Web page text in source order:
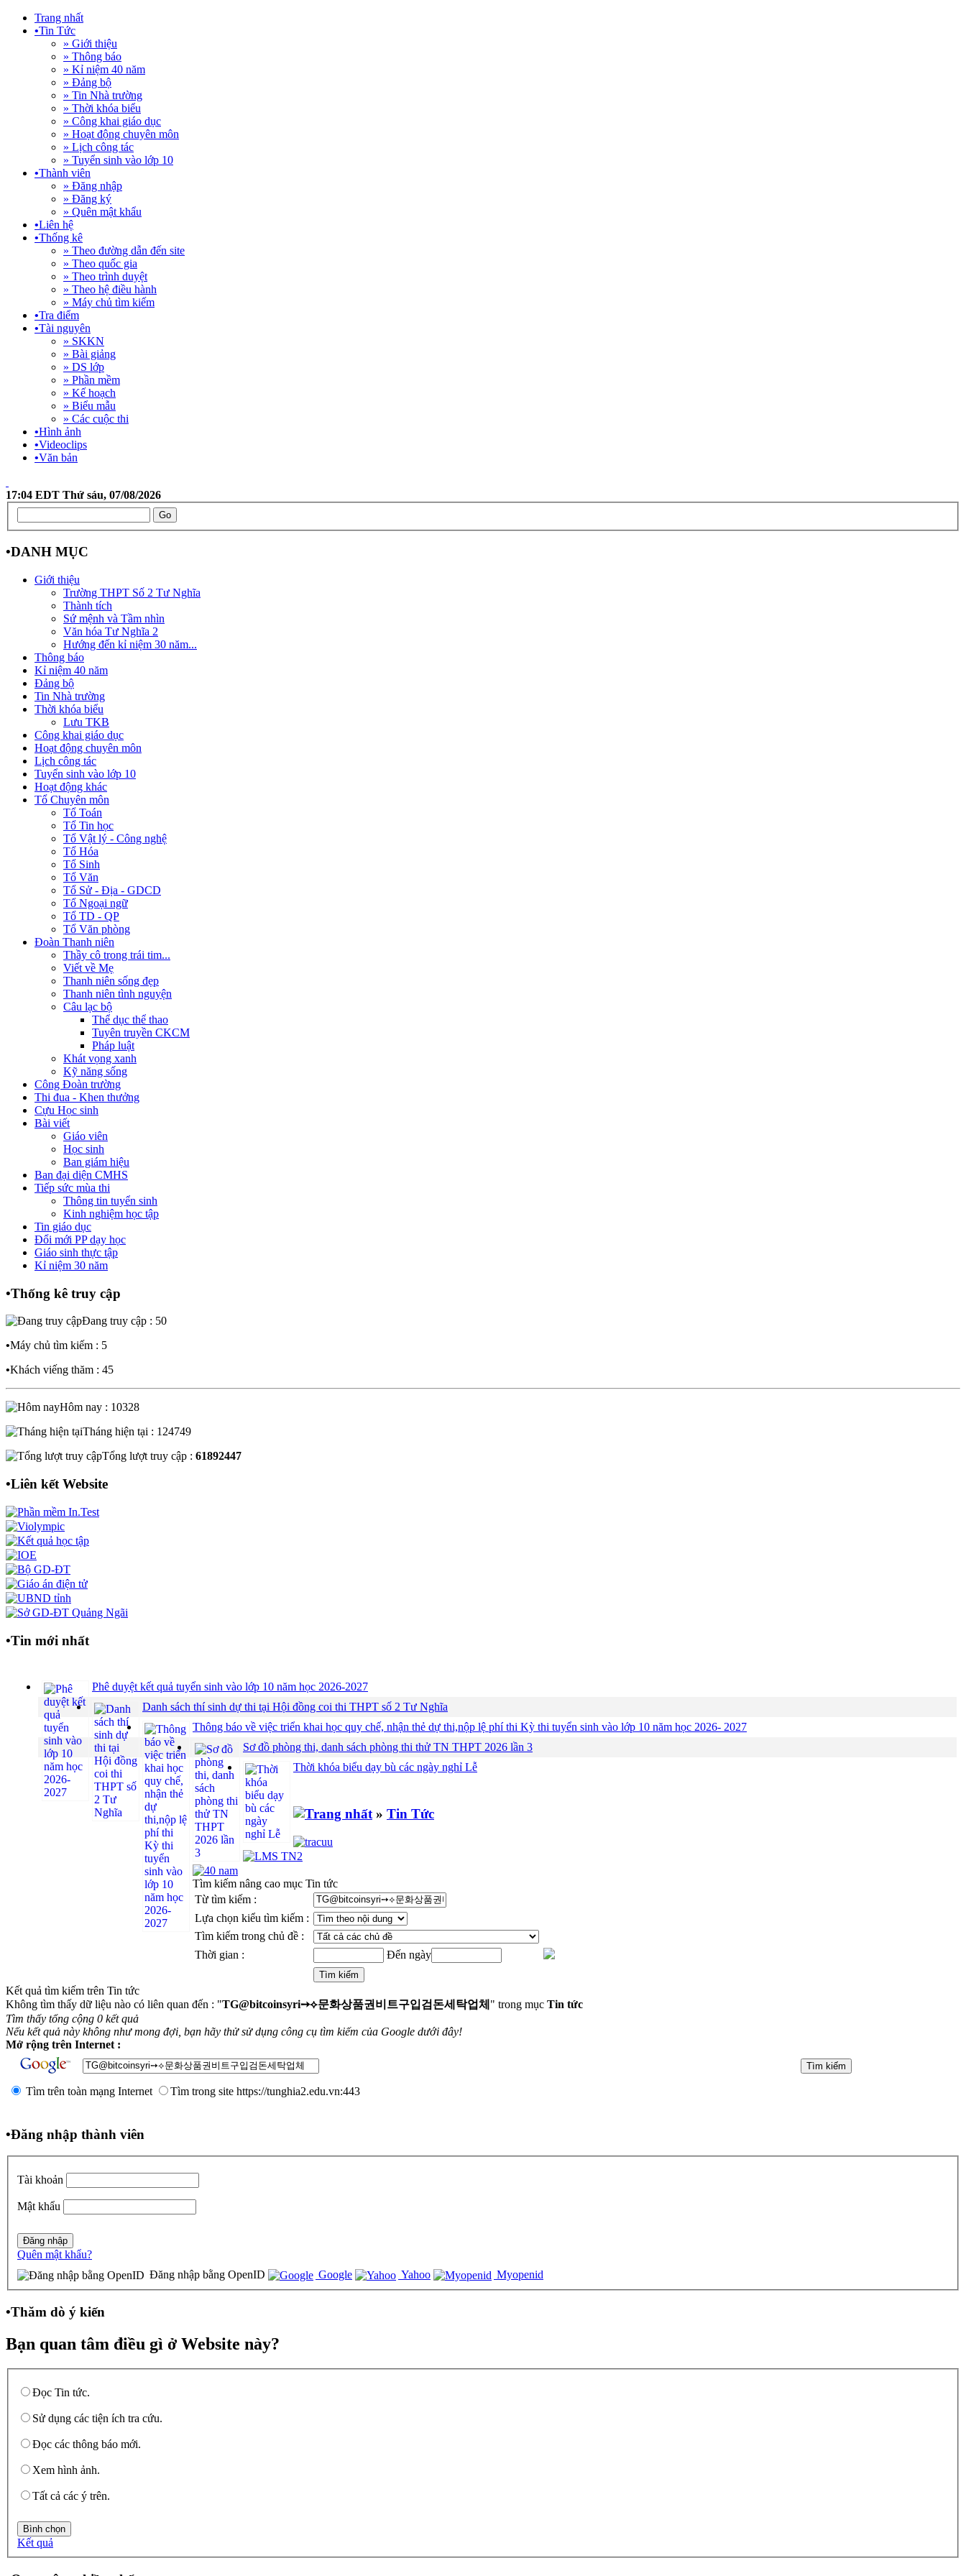
Trang nhất
•Tin Tức
» Giới thiệu
» Thông báo
» Kỉ niệm 40 năm
» Đảng bộ
» Tin Nhà trường
» Thời khóa biểu
» Công khai giáo dục
» Hoạt động chuyên môn
» Lịch công tác
» Tuyển sinh vào lớp 10
•Thành viên
» Đăng nhập
» Đăng ký
» Quên mật khẩu
•Liên hệ
•Thống kê
» Theo đường dẫn đến site
» Theo quốc gia
» Theo trình duyệt
» Theo hệ điều hành
» Máy chủ tìm kiếm
•Tra điểm
•Tài nguyên
» SKKN
» Bài giảng
» DS lớp
» Phần mềm
» Kế hoạch
» Biểu mẫu
» Các cuộc thi
•Hình ảnh
•Videoclips
•Văn bản
17:04 EDT Thứ sáu, 07/08/2026
•DANH MỤC
Giới thiệu
Trường THPT Số 2 Tư Nghĩa
Thành tích
Sứ mệnh và Tầm nhìn
Văn hóa Tư Nghĩa 2
Hướng đến kỉ niệm 30 năm...
Thông báo
Kỉ niệm 40 năm
Đảng bộ
Tin Nhà trường
Thời khóa biểu
Lưu TKB
Công khai giáo dục
Hoạt động chuyên môn
Lịch công tác
Tuyển sinh vào lớp 10
Hoạt động khác
Tổ Chuyên môn
Tổ Toán
Tổ Tin học
Tổ Vật lý - Công nghệ
Tổ Hóa
Tổ Sinh
Tổ Văn
Tổ Sử - Địa - GDCD
Tổ Ngoại ngữ
Tổ TD - QP
Tổ Văn phòng
Đoàn Thanh niên
Thầy cô trong trái tim...
Viết về Mẹ
Thanh niên sống đẹp
Thanh niên tình nguyện
Câu lạc bộ
Thể dục thể thao
Tuyên truyền CKCM
Pháp luật
Khát vọng xanh
Kỹ năng sống
Công Đoàn trường
Thi đua - Khen thưởng
Cựu Học sinh
Bài viết
Giáo viên
Học sinh
Ban giám hiệu
Ban đại diện CMHS
Tiếp sức mùa thi
Thông tin tuyển sinh
Kinh nghiệm học tập
Tin giáo dục
Đổi mới PP dạy học
Giáo sinh thực tập
Kỉ niệm 30 năm
•Thống kê truy cập
Đang truy cập : 50
•Máy chủ tìm kiếm : 5
•Khách viếng thăm : 45
Hôm nay : 10328
Tháng hiện tại : 124749
Tổng lượt truy cập : 61892447
•Liên kết Website
•Tin mới nhất
Phê duyệt kết quả tuyển sinh vào lớp 10 năm học 2026-2027
Danh sách thí sinh dự thi tại Hội đồng coi thi THPT số 2 Tư Nghĩa
Thông báo về việc triển khai học quy chế, nhận thẻ dự thi,nộp lệ phí thi Kỳ thi tuyển sinh vào lớp 10 năm học 2026- 2027
Sơ đồ phòng thi, danh sách phòng thi thử TN THPT 2026 lần 3
Thời khóa biểu dạy bù các ngày nghỉ Lễ
» Tin Tức
Tìm kiếm nâng cao mục Tin tức
Từ tìm kiếm :
Lựa chọn kiểu tìm kiếm :
Tìm kiếm trong chủ đề :
Thời gian :
Đến ngày
Kết quả tìm kiếm trên Tin tức
Không tìm thấy dữ liệu nào có liên quan đến : "TG@bitcoinsyri➙⟡문화상품권비트구입검돈세탁업체 " trong mục Tin tức
Tìm thấy tổng cộng 0 kết quả
Nếu kết quả này không như mong đợi, bạn hãy thử sử dụng công cụ tìm kiếm của Google dưới đây!
Mở rộng trên Internet :
Tìm trên toàn mạng Internet Tìm trong site https://tunghia2.edu.vn:443
•Đăng nhập thành viên
Tài khoản
Mật khẩu
Quên mật khẩu?
Đăng nhập bằng OpenID
Google Yahoo Myopenid
•Thăm dò ý kiến
Bạn quan tâm điều gì ở Website này?
Đọc Tin tức.
Sử dụng các tiện ích tra cứu.
Đọc các thông báo mới.
Xem hình ảnh.
Tất cả các ý trên.
Kết quả